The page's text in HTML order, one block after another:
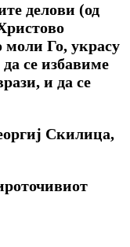
делови (од
моли Го, украсу
се избавиме
и да се
Скилица,